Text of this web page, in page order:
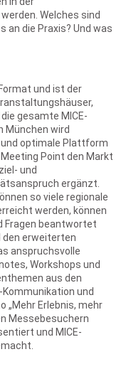
Welches sind
an die Praxis? Und was
und ist der
gesamte MICE-
München wird
optimale Plattform
Point den Markt
und
ergänzt.
so viele regionale
werden, können
Fragen beantwortet
den erweiterten
anspruchsvolle
Workshops und
aus den
und
„Mehr Erlebnis, mehr
Messebesuchern
und MICE-